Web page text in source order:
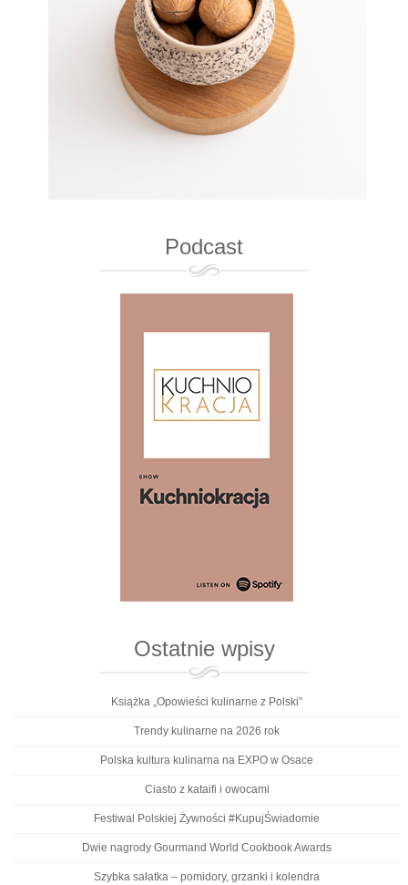
Podcast
Ostatnie wpisy
Książka „Opowieści kulinarne z Polski”
Trendy kulinarne na 2026 rok
Polska kultura kulinarna na EXPO w Osace
Ciasto z kataifi i owocami
Festiwal Polskiej Żywności #KupujŚwiadomie
Dwie nagrody Gourmand World Cookbook Awards
Szybka sałatka – pomidory, grzanki i kolendra